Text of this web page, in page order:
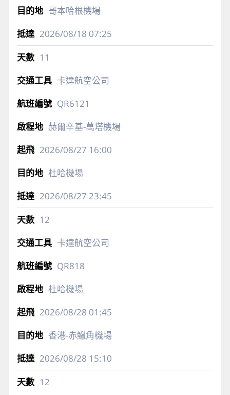
哥本哈根機場
2026/08/18 07:25
11
卡達航空公司
QR6121
赫爾辛基-萬塔機場
2026/08/27 16:00
杜哈機場
2026/08/27 23:45
12
卡達航空公司
QR818
杜哈機場
2026/08/28 01:45
香港-赤鱲角機場
2026/08/28 15:10
12